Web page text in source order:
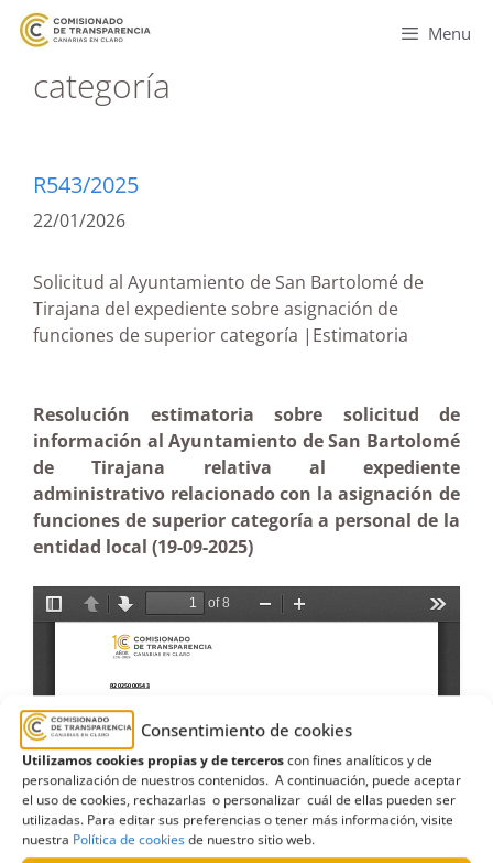
Consentimiento de cookies
Utilizamos cookies propias y de terceroscon fines analíticos y de
personalización de nuestros contenidos. A continuación, puede aceptar
el uso de cookies, rechazarlas o personalizar cuál de ellas pueden ser
utilizadas. Para editar sus preferencias o tener más información, visite
nuestra Política de cookiesde nuestro sitio web.
Menu
categoría
R543/2025
22/01/2026
Solicitud al Ayuntamiento de San Bartolomé de
Tirajana del expediente sobre asignación de
funciones de superior categoría |Estimatoria
Resolución estimatoria sobre solicitud de
información al Ayuntamiento de San Bartolomé
de Tirajana relativa al expediente
administrativo relacionado con la asignación de
funciones de superior categoría a personal de la
entidad local (19-09-2025)